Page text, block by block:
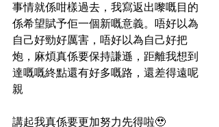
事情就係咁樣過去，我寫返出嚟嘅目的
係希望賦予佢一個新嘅意義。唔好以為
自己好勁好厲害，唔好以為自己好把
炮，麻煩真係要保持謙遜，距離我想到
達嘅嘅終點還有好多嘅路，還差得遠呢
親
講起我真係要更加努力先得啦🥹